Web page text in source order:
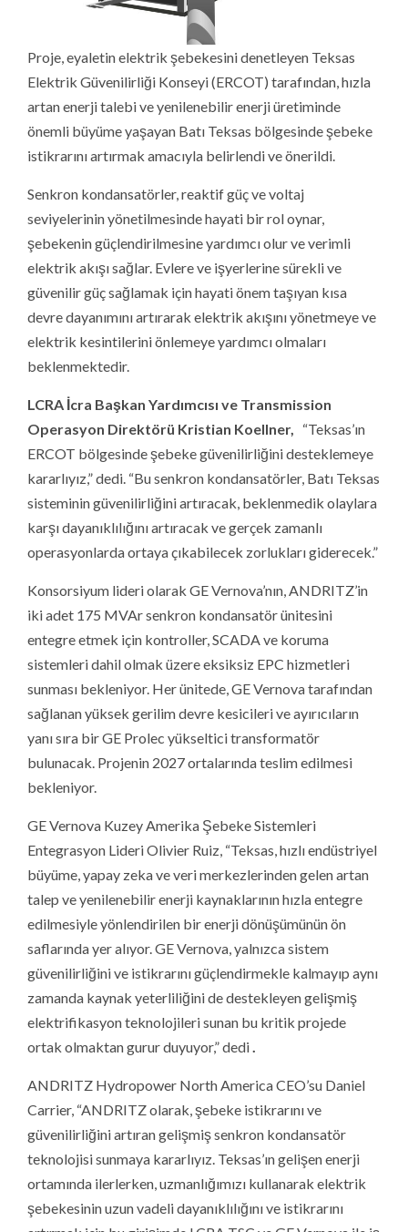
Proje, eyaletin elektrik şebekesini denetleyen Teksas
Elektrik Güvenilirliği Konseyi (ERCOT) tarafından, hızla
artan enerji talebi ve yenilenebilir enerji üretiminde
önemli büyüme yaşayan Batı Teksas bölgesinde şebeke
istikrarını artırmak amacıyla belirlendi ve önerildi.
Senkron kondansatörler, reaktif güç ve voltaj
seviyelerinin yönetilmesinde hayati bir rol oynar,
şebekenin güçlendirilmesine yardımcı olur ve verimli
elektrik akışı sağlar. Evlere ve işyerlerine sürekli ve
güvenilir güç sağlamak için hayati önem taşıyan kısa
devre dayanımını artırarak elektrik akışını yönetmeye ve
elektrik kesintilerini önlemeye yardımcı olmaları
beklenmektedir.
LCRA İcra Başkan Yardımcısı ve Transmission
Operasyon Direktörü Kristian Koellner, “Teksas’ın
ERCOT bölgesinde şebeke güvenilirliğini desteklemeye
kararlıyız,” dedi. “Bu senkron kondansatörler, Batı Teksas
sisteminin güvenilirliğini artıracak, beklenmedik olaylara
karşı dayanıklılığını artıracak ve gerçek zamanlı
operasyonlarda ortaya çıkabilecek zorlukları giderecek.”
Konsorsiyum lideri olarak GE Vernova’nın, ANDRITZ’in
iki adet 175 MVAr senkron kondansatör ünitesini
entegre etmek için kontroller, SCADA ve koruma
sistemleri dahil olmak üzere eksiksiz EPC hizmetleri
sunması bekleniyor. Her ünitede, GE Vernova tarafından
sağlanan yüksek gerilim devre kesicileri ve ayırıcıların
yanı sıra bir GE Prolec yükseltici transformatör
bulunacak. Projenin 2027 ortalarında teslim edilmesi
bekleniyor.
GE Vernova Kuzey Amerika Şebeke Sistemleri
Entegrasyon Lideri Olivier Ruiz, “Teksas, hızlı endüstriyel
büyüme, yapay zeka ve veri merkezlerinden gelen artan
talep ve yenilenebilir enerji kaynaklarının hızla entegre
edilmesiyle yönlendirilen bir enerji dönüşümünün ön
saflarında yer alıyor. GE Vernova, yalnızca sistem
güvenilirliğini ve istikrarını güçlendirmekle kalmayıp aynı
zamanda kaynak yeterliliğini de destekleyen gelişmiş
elektrifikasyon teknolojileri sunan bu kritik projede
ortak olmaktan gurur duyuyor,” dedi.
ANDRITZ Hydropower North America CEO’su Daniel
Carrier, “ANDRITZ olarak, şebeke istikrarını ve
güvenilirliğini artıran gelişmiş senkron kondansatör
teknolojisi sunmaya kararlıyız. Teksas’ın gelişen enerji
ortamında ilerlerken, uzmanlığımızı kullanarak elektrik
şebekesinin uzun vadeli dayanıklılığını ve istikrarını